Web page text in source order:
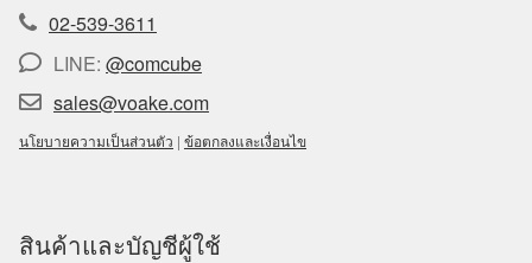
02-539-3611
LINE: @comcube
sales@voake.com
นโยบายความเป็นส่วนตัว | ข้อตกลงและเงื่อนไข
สินค้าและบัญชีผู้ใช้